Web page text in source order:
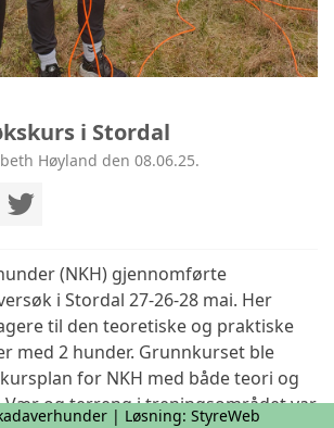
i Stordal
Høyland den 08.06.25.
(NKH) gjennomførte
i Stordal 27-26-28 mai. Her
til den teoretiske og praktiske
med 2 hunder. Grunnkurset ble
for NKH med både teori og
og terreng i treningsområdet var
| Løsning: StyreWeb